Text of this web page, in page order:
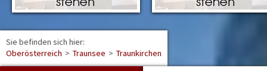
Sie befinden sich hier:
Oberösterreich > Traunsee > Traunkirchen